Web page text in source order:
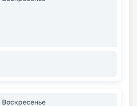
Воскресенье